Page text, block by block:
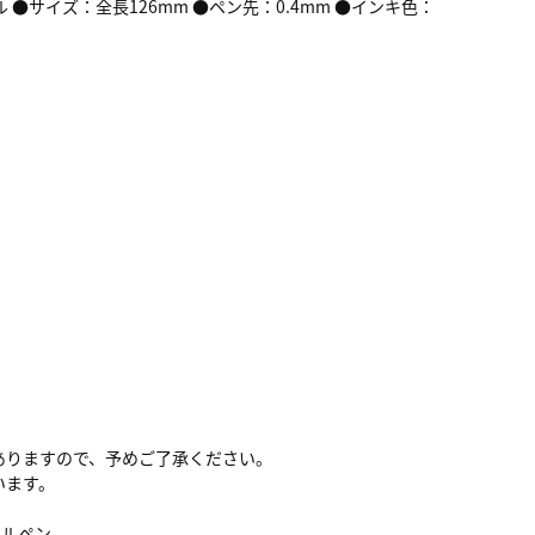
●サイズ：全長126mm ●ペン先：0.4mm ●インキ色：
ますので、予めご了承ください。
す。